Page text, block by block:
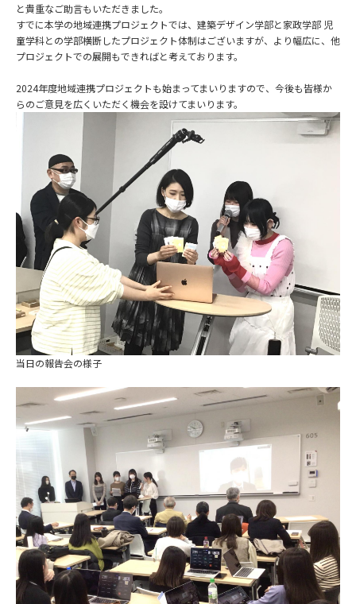
と貴重なご助言もいただきました。
すでに本学の地域連携プロジェクトでは、建築デザイン学部と家政学部 児
童学科との学部横断したプロジェクト体制はございますが、より幅広に、他
プロジェクトでの展開もできればと考えております。
2024年度地域連携プロジェクトも始まってまいりますので、今後も皆様か
らのご意見を広くいただく機会を設けてまいります。
当日の報告会の様子